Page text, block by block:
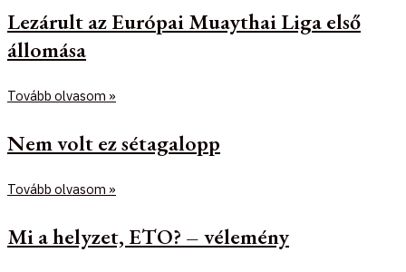
Lezárult az Európai Muaythai Liga első
állomása
Tovább olvasom »
Nem volt ez sétagalopp
Tovább olvasom »
Mi a helyzet, ETO? – vélemény